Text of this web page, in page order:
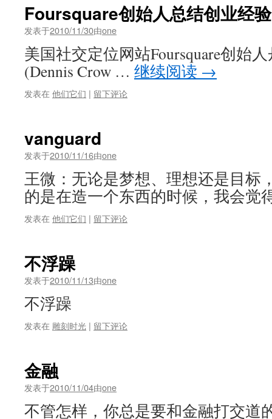
Foursquare创始人总结创业经
发表于2010/11/30由one
美国社交定位网站Foursquare创始
(Dennis Crow … 继续阅读 →
发表在 他们它们 | 留下评论
vanguard
发表于2010/11/16由one
王微：无论是梦想、理想还是目标
的是在造一个东西的时候，我会
发表在 他们它们 | 留下评论
不浮躁
发表于2010/11/13由one
不浮躁
发表在 雕刻时光 | 留下评论
金融
发表于2010/11/04由one
不管怎样，你总是要和金融打交道